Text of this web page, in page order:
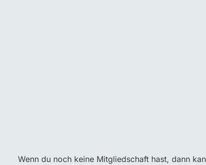
Wenn du noch keine Mitgliedschaft hast, dann